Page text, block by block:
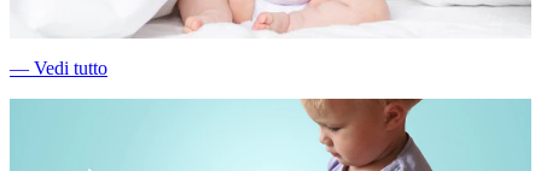
― Vedi tutto